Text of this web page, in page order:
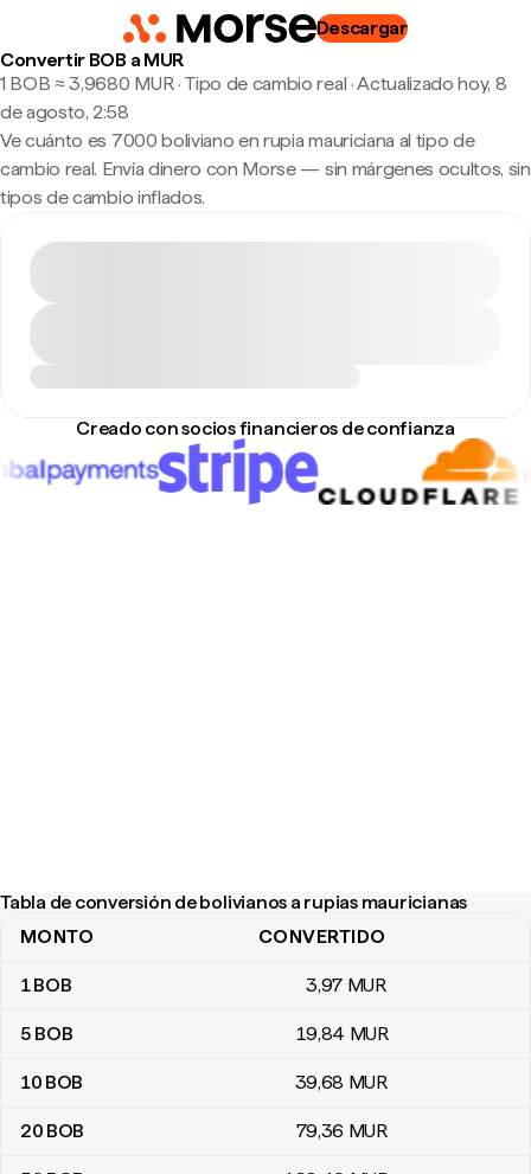
Descargar
Convertir BOB a MUR
1 BOB ≈ 3,9680 MUR · Tipo de cambio real ·Actualizado hoy, 8
de agosto, 2:58
Ve cuánto es 7000 boliviano en rupia mauriciana al tipo de
cambio real. Envía dinero con Morse — sin márgenes ocultos, sin
tipos de cambio inflados.
Creado con socios financieros de confianza
Tabla de conversión de bolivianos a rupias mauricianas
Tabla de conversión de bolivianos a rupias mauricianas
MONTO CONVERTIDO
1BOB 3,97 MUR
5 BOB 19,84 MUR
10 BOB 39,68 MUR
20 BOB 79,36 MUR